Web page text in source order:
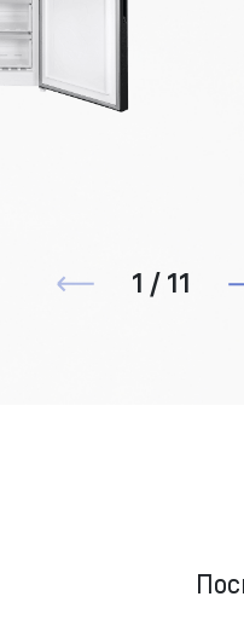
1 / 11